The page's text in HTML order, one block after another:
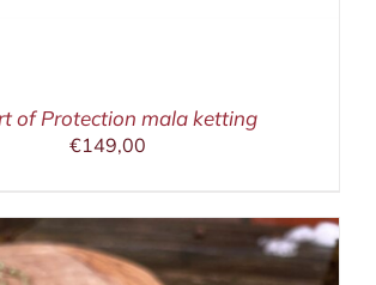
of Protection mala ketting
€149,00